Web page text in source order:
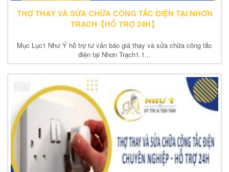
THỢ THAY VÀ SỬA CHỮA CÔNG TẮC ĐIỆN TẠI NHƠN
TRẠCH【HỖ TRỢ 24H】
Mục Lục1 Như Ý hỗ trợ tư vấn báo giá thay và sửa chữa công tắc
điện tại Nhơn Trạch1.1...